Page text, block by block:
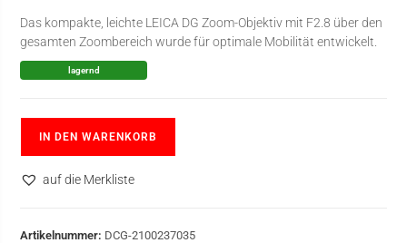
Das kompakte, leichte LEICA DG Zoom-Objektiv mit F2.8 über den
gesamten Zoombereich wurde für optimale Mobilität entwickelt.
lagernd
IN DEN WARENKORB
auf die Merkliste
Artikelnummer: DCG-2100237035